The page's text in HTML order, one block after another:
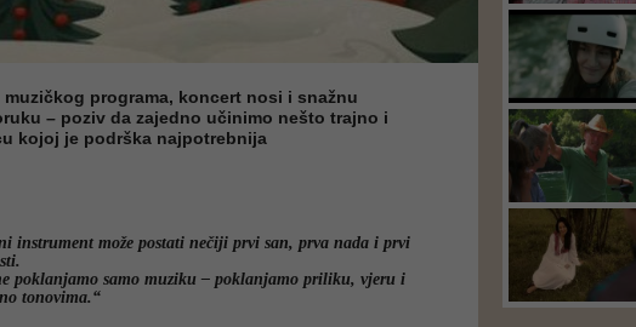
programa, koncert nosi i snažnu
– poziv da zajedno učinimo nešto trajno i
kojoj je podrška najpotrebnija
instrument može postati nečiji prvi san, prva nada i prvi
poklanjamo samo muziku – poklanjamo priliku, vjeru i
tonovima.“